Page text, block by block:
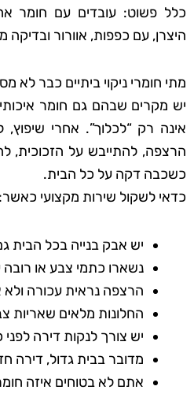
כלל פשוט: עובדים עם חומר
היצרן, עם כפפות, אוורור ובדיקה
מתי חומרי ניקוי ביתיים כבר לא
יש מקרים שבהם גם חומר
אינה רק “לכלוך”. אחרי שיפוץ,
הרצפה, להתייבש על הזכוכית,
כשכבה דקה על כל הבית.
כדאי לשקול שירות מקצועי כאשר:
יש אבק בנייה בכל הבית
נשארו כתמי צבע או
הרצפה נראית עכורה ולא
החלונות מלאים שאריות
יש צורך לנקות דירה לפני
מדובר בבית גדול, דירה
אתם לא בטוחים איזה